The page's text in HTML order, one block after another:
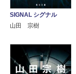
SIGNAL シグナル
山田 宗樹